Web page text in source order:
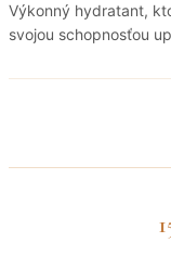
Výkonný hydratant,
svojou schopnosťou